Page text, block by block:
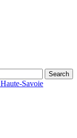
Haute-Savoie